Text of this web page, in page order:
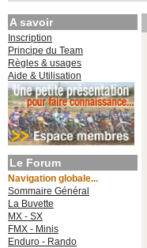
A savoir
Inscription
Principe du Team
Règles & usages
Aide & Utilisation
Le Forum
Navigation globale...
Sommaire Général
La Buvette
MX - SX
FMX - Minis
Enduro - Rando